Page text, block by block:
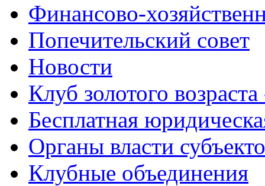
Финансово-
Попечительский совет
Новости
Клуб золотого
Бесплатная
Органы власти
Клубные объединения